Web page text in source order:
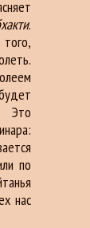
.
Это
по
нас